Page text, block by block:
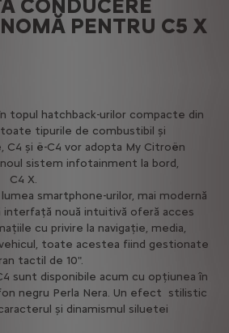
CONDUCERE
PENTRU C5 X
topul hatchback-urilor compacte din
toate tipurile de combustibil și
C4 și ë-C4 vor adopta My Citroën
noul sistem infotainment la bord,
C4 X.
smartphone-urilor, mai modernă
interfață nouă intuitivă oferă acces
cu privire la navigație, media,
toate acestea fiind gestionate
tactil de 10".
sunt disponibile acum cu opțiunea în
negru Perla Nera. Un efect stilistic
și dinamismul siluetei